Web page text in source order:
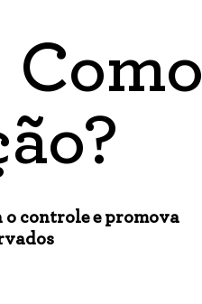
o controle e promova